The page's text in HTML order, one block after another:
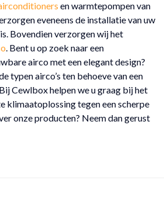
en warmtepompen van
eveneens de installatie van uw
Bovendien verzorgen wij het
. Bent u op zoek naar een
airco met een elegant design?
typen airco’s ten behoeve van een
Cewlbox helpen we u graag bij het
klimaatoplossing tegen een scherpe
onze producten? Neem dan gerust